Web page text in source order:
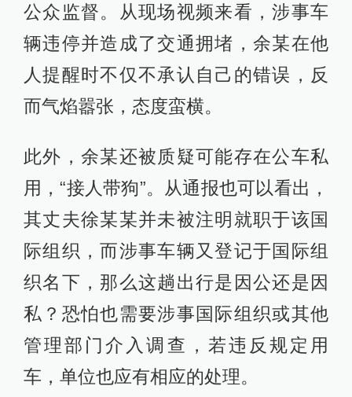
公众监督。从现场视频来看，涉事车
辆违停并造成了交通拥堵，余某在他
人提醒时不仅不承认自己的错误，反
而气焰嚣张，态度蛮横。
此外，余某还被质疑可能存在公车私
用，“接人带狗”。从通报也可以看出，
其丈夫徐某某并未被注明就职于该国
际组织，而涉事车辆又登记于国际组
织名下，那么这趟出行是因公还是因
私？恐怕也需要涉事国际组织或其他
管理部门介入调查，若违反规定用
车，单位也应有相应的处理。